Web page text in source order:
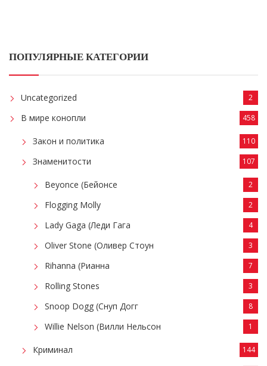
ПОПУЛЯРНЫЕ КАТЕГОРИИ
Uncategorized 2
В мире конопли 458
Закон и политика 110
Знаменитости 107
Beyonce (Бейонсе 2
Flogging Molly 2
Lady Gaga (Леди Гага 4
Oliver Stone (Оливер Стоун 3
Rihanna (Рианна 7
Rolling Stones 3
Snoop Dogg (Снуп Догг 8
Willie Nelson (Вилли Нельсон 1
Криминал 144